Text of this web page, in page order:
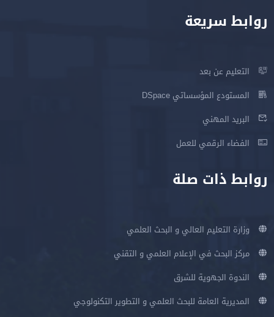
روابط سريعة
التعليم عن بعد
المستودع المؤسساتي DSpace
البريد المهني
الفضاء الرقمي للعمل
روابط ذات صلة
وزارة التعليم العالي و البحث العلمي
مركز البحث في الإعلام العلمي و التقني
الندوة الجهوية للشرق
المديرية العامة للبحث العلمي و التطوير التكنولوجي